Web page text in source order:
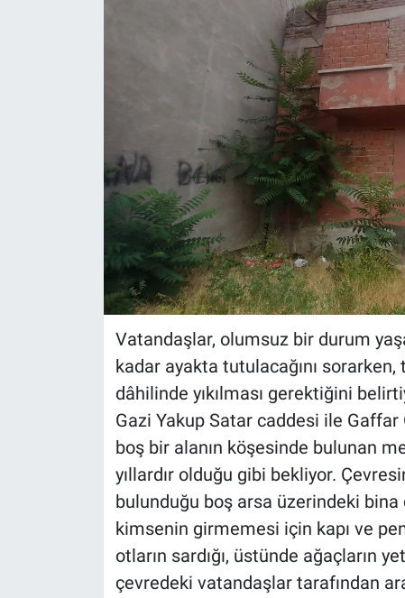
Vatandaşlar, olumsuz bir durum
kadar ayakta tutulacağını
dâhilinde yıkılması gerektiğini
Gazi Yakup Satar caddesi ile
boş bir alanın köşesinde bulunan
yıllardır olduğu gibi bekliyor.
bulunduğu boş arsa üzerindeki
kimsenin girmemesi için kapı ve
otların sardığı, üstünde ağaçların
çevredeki vatandaşlar tarafından
Magazin
Bilim ve Teknoloji